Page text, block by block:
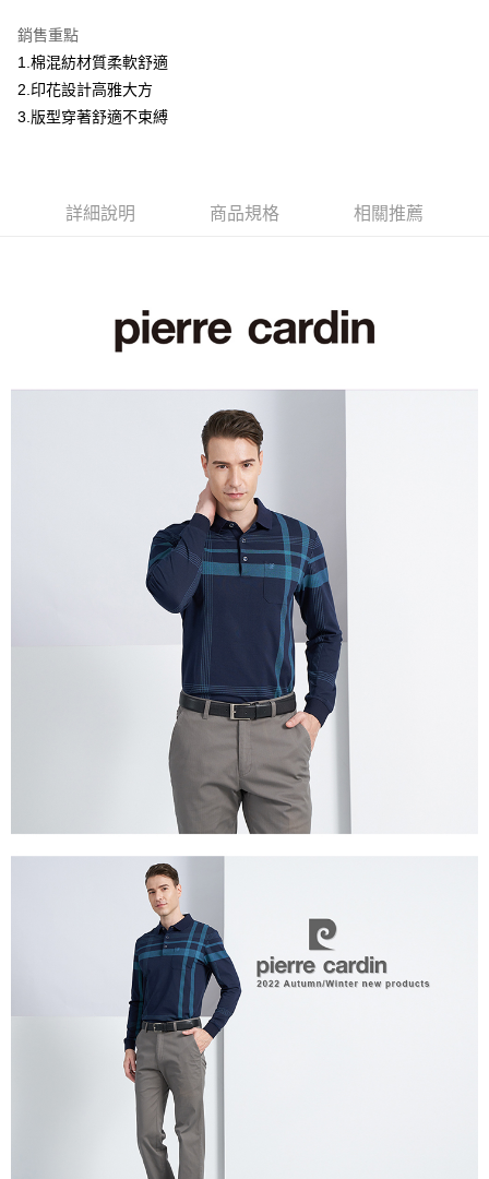
Apple Pay
悠遊付
付款後全家取貨
每筆NT$60，滿NT$1,200(含以上)免運費
每筆NT$60，滿NT$1,200(含以上)免運費
每筆NT$60，滿NT$1,200(含以上)免運費
每筆NT$60，滿NT$1,200(含以上)免運費
每筆NT$80，滿NT$1,200(含以上)免運費
每筆NT$80，滿NT$1,200(含以上)免運費
銷售重點
1.棉混紡材質柔軟舒適
2.印花設計高雅大方
3.版型穿著舒適不束縛
詳細說明 商品規格 相關推薦